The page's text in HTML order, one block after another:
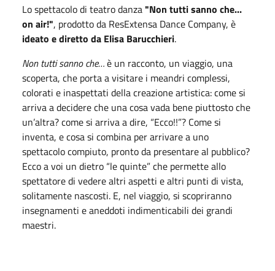
Lo spettacolo di teatro danza"Non tutti sanno che...
on air!", prodotto da ResExtensa Dance Company, è
ideato e diretto da Elisa Barucchieri.
Non tutti sanno che…è un racconto, un viaggio, una
scoperta, che porta a visitare i meandri complessi,
colorati e inaspettati della creazione artistica: come si
arriva a decidere che una cosa vada bene piuttosto che
un’altra? come si arriva a dire, “Ecco!!”? Come si
inventa, e cosa si combina per arrivare a uno
spettacolo compiuto, pronto da presentare al pubblico?
Ecco a voi un dietro “le quinte” che permette allo
spettatore di vedere altri aspetti e altri punti di vista,
solitamente nascosti. E, nel viaggio, si scopriranno
insegnamenti e aneddoti indimenticabili dei grandi
maestri.